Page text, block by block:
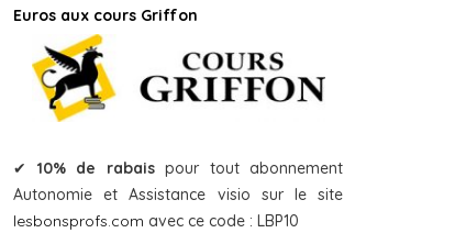
Euros aux cours Griffon
✔ 10% de rabaispour tout abonnement
Autonomie et Assistance visio sur le site
lesbonsprofs.com avec ce code : LBP10